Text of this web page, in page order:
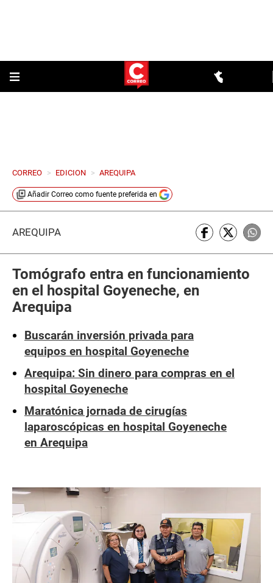
CORREO > EDICION > AREQUIPA
Añadir Correo como fuente preferida en
AREQUIPA
Tomógrafo entra en funcionamiento
en el hospital Goyeneche, en
Arequipa
Buscarán inversión privada para
equipos en hospital Goyeneche
Arequipa: Sin dinero para compras en el
hospital Goyeneche
Maratónica jornada de cirugías
laparoscópicas en hospital Goyeneche
en Arequipa